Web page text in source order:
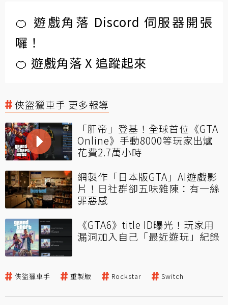
🍊 遊戲角落 Discord 伺服器開張
囉！
🍊 遊戲角落 X 追蹤起來
俠盜獵車手 更多報導
「肝帝」登基！全球首位《GTA
Online》手動8000等玩家出爐
花費2.7萬小時
網製作「日本版GTA」AI遊戲影
片！日社群卻五味雜陳：有一絲
罪惡感
《GTA6》title ID曝光！玩家用
漏洞加入自己「最近遊玩」紀錄
俠盜獵車手 重製版 Rockstar Switch